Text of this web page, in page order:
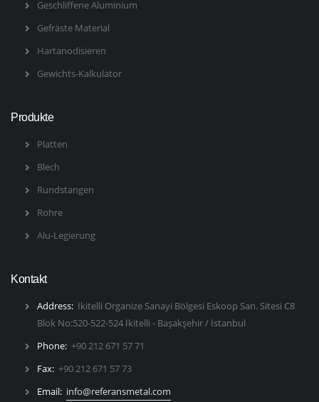
Geschliffene Aluminium
Gefräste Material
Hartanodisieren
Gewichts-Kalkulator
Produkte
Platten
Blech
Rundstangen
Rohre
Alu-Legierung
Kontakt
Address: İkitelli Organize Sanayi Bölgesi Eskoop San. Sitesi C8
Blok No:520-522-524 İkitelli - Başakşehir / İstanbul
Phone: +90 212 671 57 71
Fax: +90 212 671 57 73
Email: info@referansmetal.com